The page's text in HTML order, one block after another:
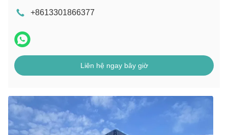
+8613301866377
Liên hệ ngay bây giờ